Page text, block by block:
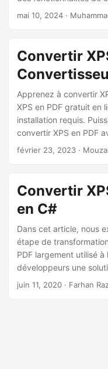
mai 10, 2024 ·
Convertir
Apprenez à convertir
XPS en PDF gratuit en
installation requis.
convertir XPS en PDF
élevées.
février 23, 2023 ·
Convertir
en C#
Dans cet article, nous
étape de
PDF largement utilisé
développeurs une
capacités de gestion
juin 11, 2020 · Farhan